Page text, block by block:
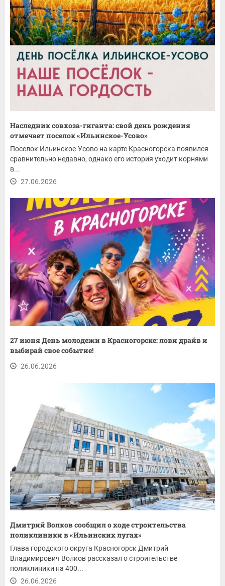
Наследник совхоза-гиганта: свой день рождения
отмечает поселок «Ильинское-Усово»
Поселок Ильинское-Усово на карте Красногорска появился
сравнительно недавно, однако его история уходит корнями
в...
27.06.2026
27 июня День молодежи в Красногорске: лови драйв и
выбирай свое событие!
26.06.2026
Дмитрий Волков сообщил о ходе строительства
поликлиники в «Ильинских лугах»
Глава городского округа Красногорск Дмитрий
Владимирович Волков рассказал о строительстве
поликлиники на 400...
26.06.2026